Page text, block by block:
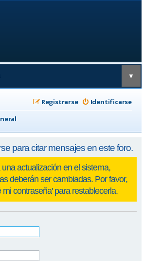
▼
Identificarse
Registrarse
para citar mensajes en este foro.